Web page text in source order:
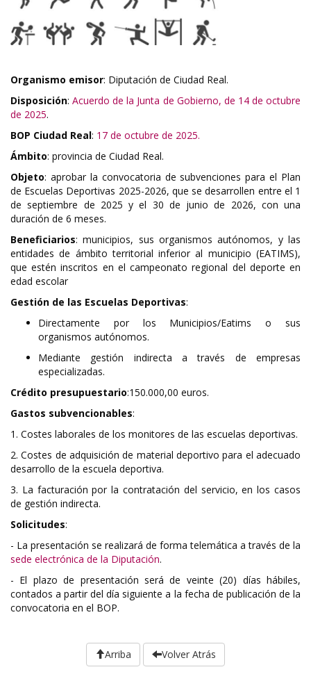
Organismo emisor: Diputación de Ciudad Real.
Disposición:Acuerdo de la Junta de Gobierno, de 14 de octubre
de 2025.
BOP Ciudad Real: 17 de octubre de 2025.
Ámbito: provincia de Ciudad Real.
Objeto: aprobar la convocatoria de subvenciones para el Plan
de Escuelas Deportivas 2025-2026, que se desarrollen entre el 1
de septiembre de 2025 y el 30 de junio de 2026, con una
duración de 6 meses.
Beneficiarios: municipios, sus organismos autónomos, y las
entidades de ámbito territorial inferior al municipio (EATIMS),
que estén inscritos en el campeonato regional del deporte en
edad escolar
Gestión de las Escuelas Deportivas:
Directamente por los Municipios/Eatims o sus
organismos autónomos.
Mediante gestión indirecta a través de empresas
especializadas.
Crédito presupuestario:150.000,00 euros.
Gastos subvencionables:
1. Costes laborales de los monitores de las escuelas deportivas.
2. Costes de adquisición de material deportivo para el adecuado
desarrollo de la escuela deportiva.
3. La facturación por la contratación del servicio, en los casos
de gestión indirecta.
Solicitudes:
- La presentación se realizará de forma telemática a través de la
sede electrónica de la Diputación.
- El plazo de presentación será de veinte (20) días hábiles,
contados a partir del día siguiente a la fecha de publicación de la
convocatoria en el BOP.
Arriba Volver Atrás